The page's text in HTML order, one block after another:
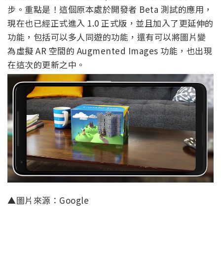
步。重點是！這個原本處於開發者 Beta 測試的應用，
現在也已經正式進入 1.0 正式版，並且加入了更延伸的
功能，包括可以多人同遊的功能，還有可以將圖片變
為虛擬 AR 空間的 Augmented Images 功能，也出現
在這次的更新之中。
▲圖片來源：Google